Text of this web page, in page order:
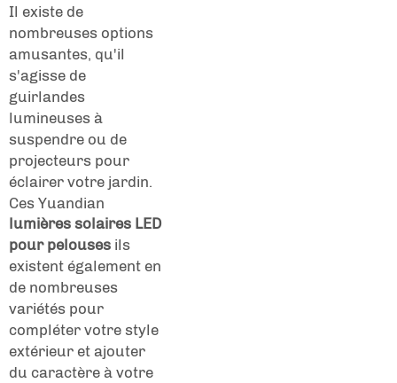
Il existe de
nombreuses options
amusantes, qu'il
s'agisse de
guirlandes
lumineuses à
suspendre ou de
projecteurs pour
éclairer votre jardin.
Ces Yuandian
lumières solaires LED
pour pelouses ils
existent également en
de nombreuses
variétés pour
compléter votre style
extérieur et ajouter
du caractère à votre